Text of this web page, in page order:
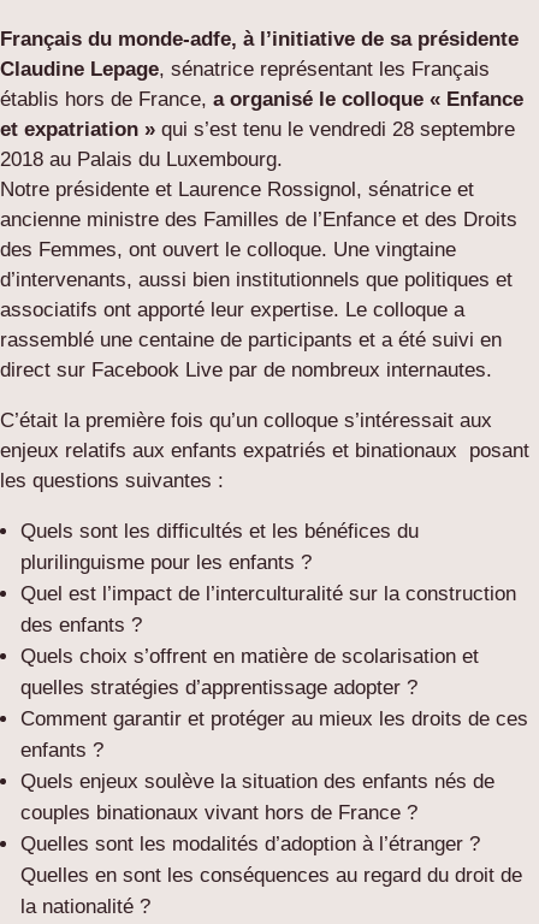
Français du monde-adfe, à l’initiative de sa présidente
Claudine Lepage, sénatrice représentant les Français
établis hors de France, a organisé le colloque « Enfance
et expatriation » qui s’est tenu le vendredi 28 septembre
2018 au Palais du Luxembourg.
Notre présidente et Laurence Rossignol, sénatrice et
ancienne ministre des Familles de l’Enfance et des Droits
des Femmes, ont ouvert le colloque. Une vingtaine
d’intervenants, aussi bien institutionnels que politiques et
associatifs ont apporté leur expertise. Le colloque a
rassemblé une centaine de participants et a été suivi en
direct sur Facebook Live par de nombreux internautes.
C’était la première fois qu’un colloque s’intéressait aux
enjeux relatifs aux enfants expatriés et binationaux posant
les questions suivantes :
Quels sont les difficultés et les bénéfices du
plurilinguisme pour les enfants ?
Quel est l’impact de l’interculturalité sur la construction
des enfants ?
Quels choix s’offrent en matière de scolarisation et
quelles stratégies d’apprentissage adopter ?
Comment garantir et protéger au mieux les droits de ces
enfants ?
Quels enjeux soulève la situation des enfants nés de
couples binationaux vivant hors de France ?
Quelles sont les modalités d’adoption à l’étranger ?
Quelles en sont les conséquences au regard du droit de
la nationalité ?